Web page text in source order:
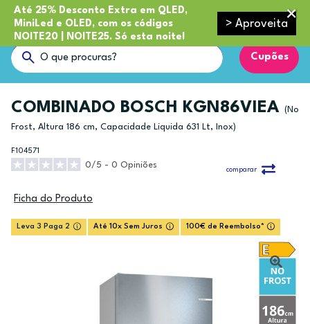
Até 25% Desconto Extra em QLED,
MiniLed e OLED, com os códigos
NOITE20 | NOITE25. Só esta noite!
> Aproveita
Cupões
COMBINADO BOSCH KGN86VIEA (No
Frost, Altura 186 cm, Capacidade Liquida 631 Lt, Inox)
F104571
0/5 - 0 Opiniões
comparar
Ficha do Produto
Leva 3 Paga 2 Até 10x Sem Juros 100€ de Reembolso*